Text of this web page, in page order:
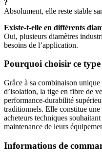
?
Absolument, elle reste stable
Existe-t-elle en différents
Oui, plusieurs diamètres
besoins de l’application.
Pourquoi choisir ce
Grâce à sa combinaison unique
d’isolation, la tige en fibre de
performance-durabilité
traditionnels. Elle constitue
acheteurs techniques
maintenance de leurs
Informations de